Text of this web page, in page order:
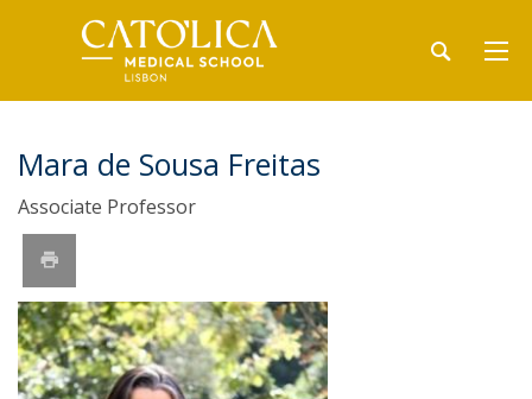
Mara de Sousa Freitas
Associate Professor